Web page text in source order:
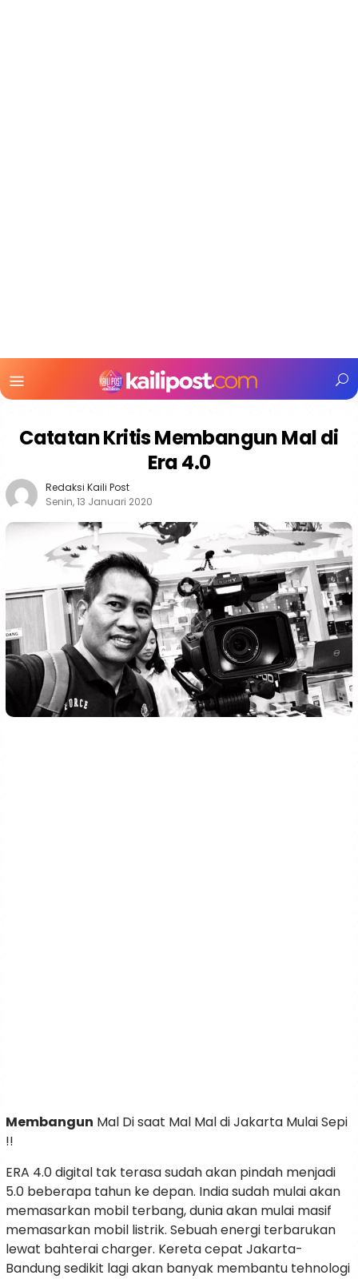
Mobile
Catatan Kritis Membangun Mal di
Era 4.0
Redaksi Kaili Post
Senin, 13 Januari 2020
Membangun Mal Di saat Mal Mal di Jakarta Mulai Sepi
!!
ERA 4.0 digital tak terasa sudah akan pindah menjadi
5.0 beberapa tahun ke depan. India sudah mulai akan
memasarkan mobil terbang, dunia akan mulai masif
memasarkan mobil listrik. Sebuah energi terbarukan
lewat bahterai charger. Kereta cepat Jakarta-
Bandung sedikit lagi akan banyak membantu tehnologi